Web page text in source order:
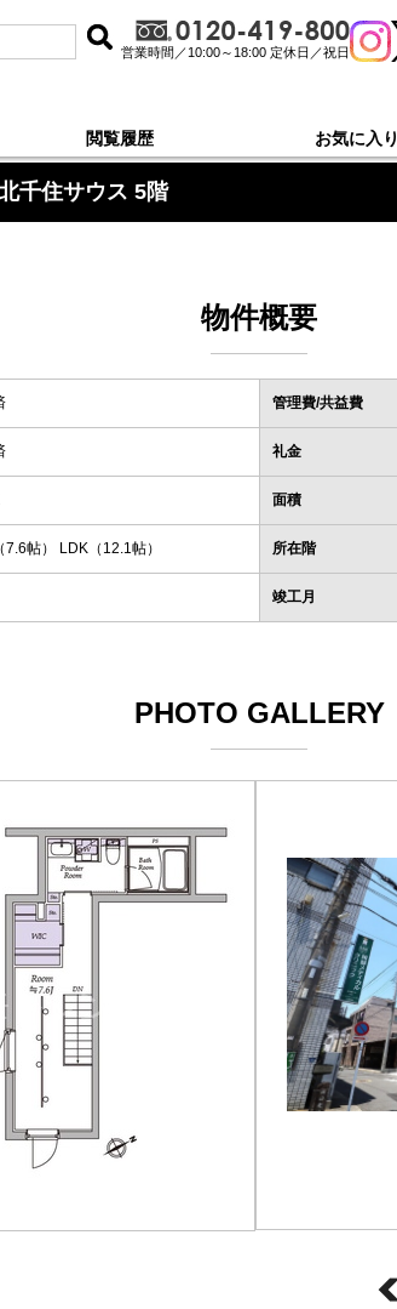
営業時間／10:00～18:00 定休日／祝日
閲覧履歴 お気に入り
千住サウス 5階
物件概要
管理費/共益費
礼金
面積
7.6帖） LDK（12.1帖） 所在階
竣工月
PHOTO GALLERY